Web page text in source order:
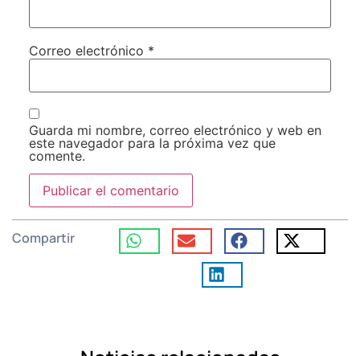
Correo electrónico *
Guarda mi nombre, correo electrónico y web en
este navegador para la próxima vez que
comente.
Compartir